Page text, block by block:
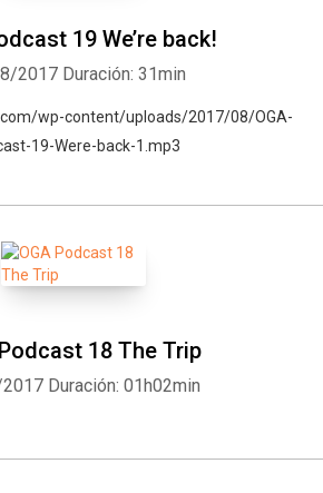
19 We’re back!
2017 Duración: 31min
wp-content/uploads/2017/08/OGA-
19-Were-back-1.mp3
18 The Trip
Duración: 01h02min
Facebook Twitter